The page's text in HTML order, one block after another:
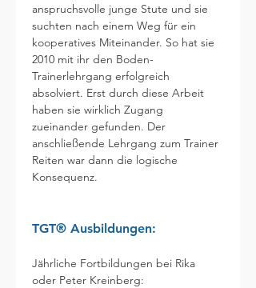
anspruchsvolle junge Stute und sie
suchten nach einem Weg für ein
kooperatives Miteinander. So hat sie
2010 mit ihr den Boden-
Trainerlehrgang erfolgreich
absolviert. Erst durch diese Arbeit
haben sie wirklich Zugang
zueinander gefunden. Der
anschließende Lehrgang zum Trainer
Reiten war dann die logische
Konsequenz.
Jährliche Fortbildungen bei Rika
oder Peter Kreinberg: